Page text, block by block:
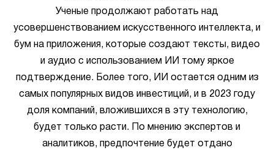
Ученые продолжают работать над
усовершенствованием искусственного интеллекта, и
бум на приложения, которые создают тексты, видео
и аудио с использованием ИИ тому яркое
подтверждение. Более того, ИИ остается одним из
самых популярных видов инвестиций, и в 2023 году
доля компаний, вложившихся в эту технологию,
будет только расти. По мнению экспертов и
аналитиков, предпочтение будет отдано